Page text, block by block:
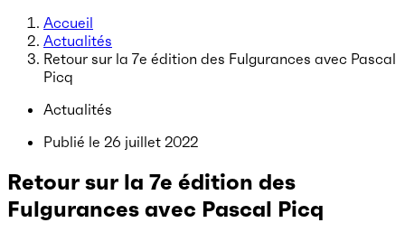
Accueil
Actualités
Retour sur la 7e édition des Fulgurances avec Pascal
Picq
Actualités
Publié le 26 juillet 2022
Retour sur la 7e édition des
Fulgurances avec Pascal Picq